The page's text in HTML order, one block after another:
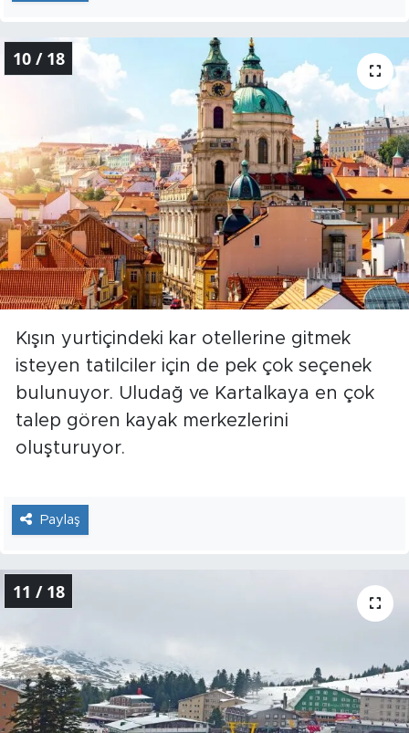
10 / 18
Kışın yurtiçindeki kar otellerine gitmek
isteyen tatilciler için de pek çok seçenek
bulunuyor. Uludağ ve Kartalkaya en çok
talep gören kayak merkezlerini
oluşturuyor.
Paylaş
11 / 18